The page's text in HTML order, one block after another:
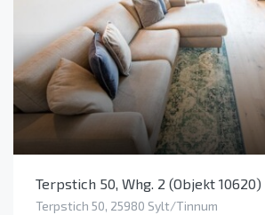
Terpstich 50, Whg. 2 (Objekt 10620)
Terpstich 50, 25980 Sylt/Tinnum